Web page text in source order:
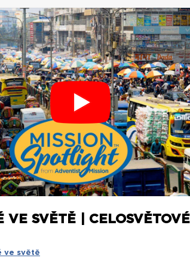
VE SVĚTĚ | CELOSVĚTOVÉ
ve světě